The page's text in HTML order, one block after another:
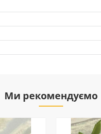
Ми рекомендуємо